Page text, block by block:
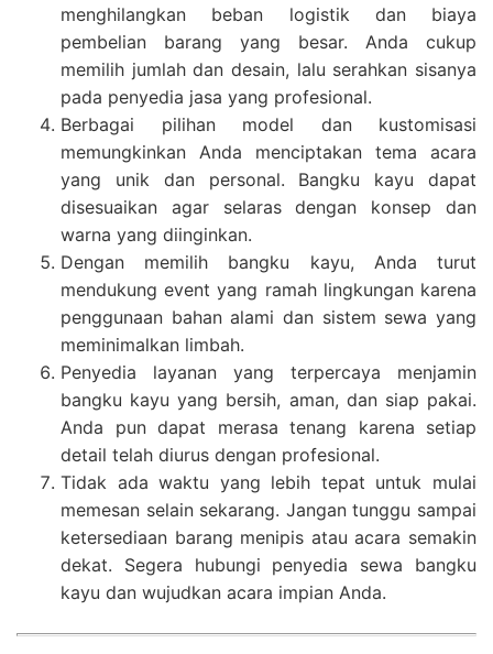
menghilangkan beban logistik dan biaya
pembelian barang yang besar. Anda cukup
memilih jumlah dan desain, lalu serahkan sisanya
pada penyedia jasa yang profesional.
Berbagai pilihan model dan kustomisasi
memungkinkan Anda menciptakan tema acara
yang unik dan personal. Bangku kayu dapat
disesuaikan agar selaras dengan konsep dan
warna yang diinginkan.
Dengan memilih bangku kayu, Anda turut
mendukung event yang ramah lingkungan karena
penggunaan bahan alami dan sistem sewa yang
meminimalkan limbah.
Penyedia layanan yang terpercaya menjamin
bangku kayu yang bersih, aman, dan siap pakai.
Anda pun dapat merasa tenang karena setiap
detail telah diurus dengan profesional.
Tidak ada waktu yang lebih tepat untuk mulai
memesan selain sekarang. Jangan tunggu sampai
ketersediaan barang menipis atau acara semakin
dekat. Segera hubungi penyedia sewa bangku
kayu dan wujudkan acara impian Anda.